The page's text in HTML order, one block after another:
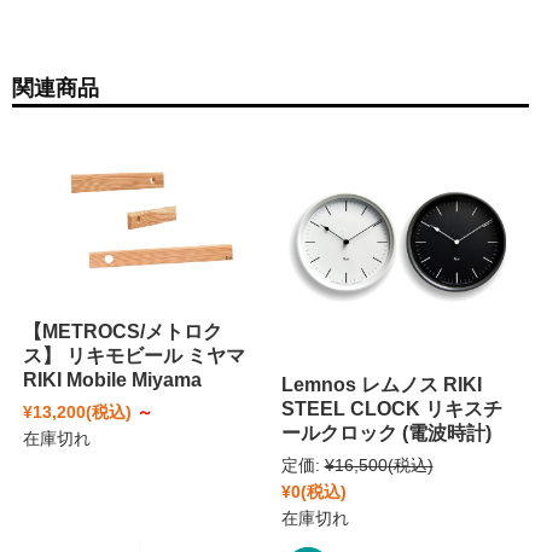
関連商品
【METROCS/メトロク
ス】 リキモビール ミヤマ
RIKI Mobile Miyama
¥13,200(税込) ～
在庫切れ
Lemnos レムノス RIKI
STEEL CLOCK リキスチ
ールクロック (電波時計)
定価: ¥16,500(税込)
¥0(税込)
在庫切れ